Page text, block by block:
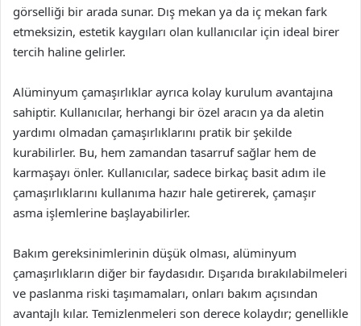
görselliği bir arada sunar. Dış mekan ya da iç mekan fark
etmeksizin, estetik kaygıları olan kullanıcılar için ideal birer
tercih haline gelirler.
Alüminyum çamaşırlıklar ayrıca kolay kurulum avantajına
sahiptir. Kullanıcılar, herhangi bir özel aracın ya da aletin
yardımı olmadan çamaşırlıklarını pratik bir şekilde
kurabilirler. Bu, hem zamandan tasarruf sağlar hem de
karmaşayı önler. Kullanıcılar, sadece birkaç basit adım ile
çamaşırlıklarını kullanıma hazır hale getirerek, çamaşır
asma işlemlerine başlayabilirler.
Bakım gereksinimlerinin düşük olması, alüminyum
çamaşırlıkların diğer bir faydasıdır. Dışarıda bırakılabilmeleri
ve paslanma riski taşımamaları, onları bakım açısından
avantajlı kılar. Temizlenmeleri son derece kolaydır; genellikle